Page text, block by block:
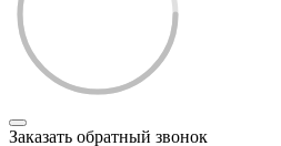
Заказать обратный звонок